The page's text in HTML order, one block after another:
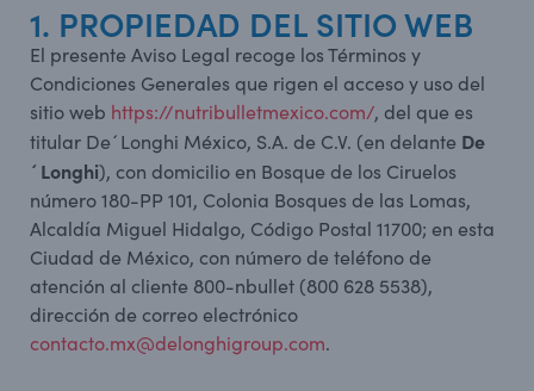
1. PROPIEDAD DEL SITIO WEB
El presente Aviso Legal recoge los Términos y
Condiciones Generales que rigen el acceso y uso del
sitio web https://nutribulletmexico.com/, del que es
titular De´Longhi México, S.A. de C.V. (en delante De
´Longhi), con domicilio en Bosque de los Ciruelos
número 180-PP 101, Colonia Bosques de las Lomas,
Alcaldía Miguel Hidalgo, Código Postal 11700; en esta
Ciudad de México, con número de teléfono de
atención al cliente 800-nbullet (800 628 5538),
dirección de correo electrónico
contacto.mx@delonghigroup.com.